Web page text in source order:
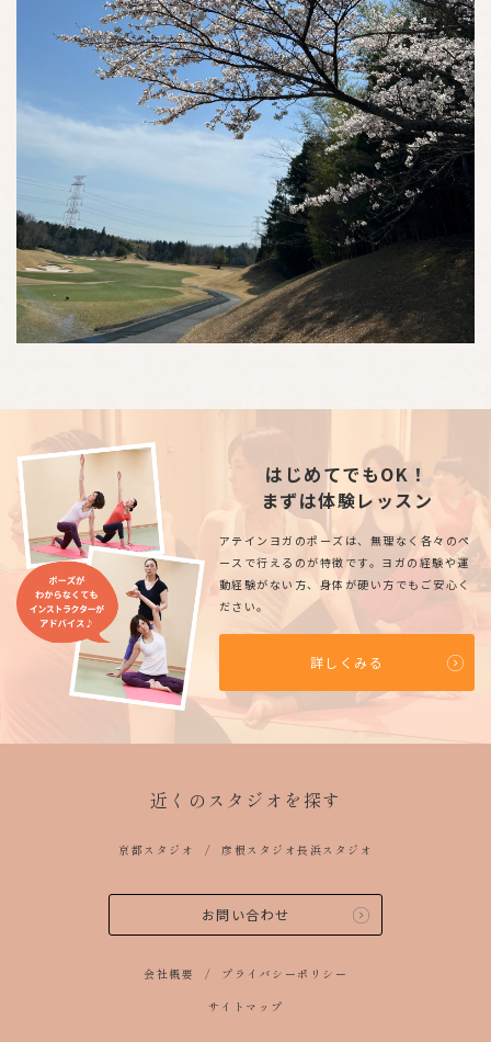
はじめてでもOK！
まずは体験レッスン
アテインヨガのポーズは、無理なく各々のペ
ースで行えるのが特徴です。ヨガの経験や運
動経験がない方、身体が硬い方でもご安心く
ださい。
詳しくみる
近くのスタジオを探す
京都スタジオ 彦根スタジオ 長浜スタジオ
お問い合わせ
会社概要
プライバシーポリシー
サイトマップ